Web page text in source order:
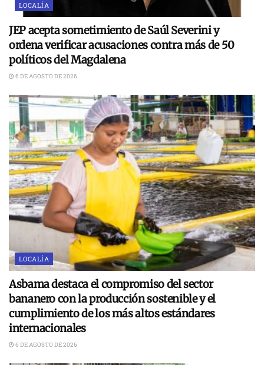
LOCALÍA
JEP acepta sometimiento de Saúl Severini y
ordena verificar acusaciones contra más de 50
políticos del Magdalena
6 DE AGOSTO DE 2026
LOCALÍA
Asbama destaca el compromiso del sector
bananero con la producción sostenible y el
cumplimiento de los más altos estándares
internacionales
6 DE AGOSTO DE 2026